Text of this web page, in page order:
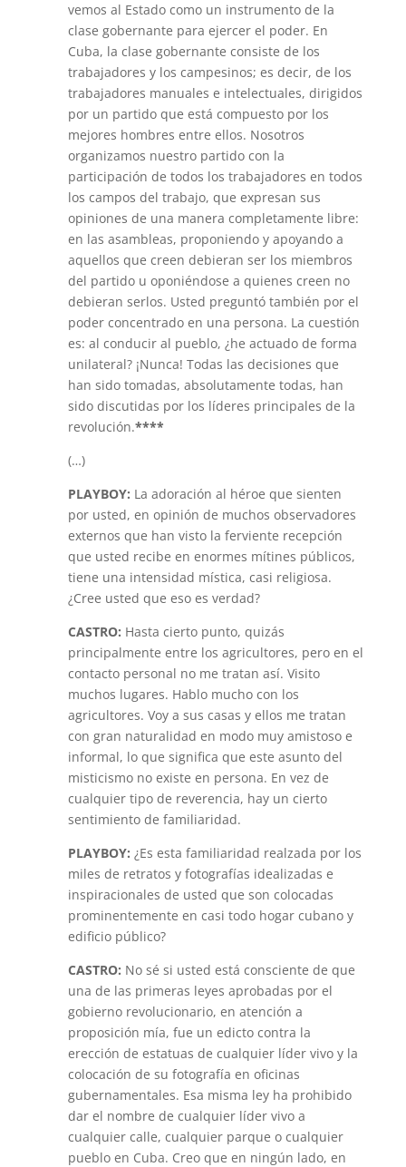
vemos al Estado como un instrumento de la
clase gobernante para ejercer el poder. En
Cuba, la clase gobernante consiste de los
trabajadores y los campesinos; es decir, de los
trabajadores manuales e intelectuales, dirigidos
por un partido que está compuesto por los
mejores hombres entre ellos. Nosotros
organizamos nuestro partido con la
participación de todos los trabajadores en todos
los campos del trabajo, que expresan sus
opiniones de una manera completamente libre:
en las asambleas, proponiendo y apoyando a
aquellos que creen debieran ser los miembros
del partido u oponiéndose a quienes creen no
debieran serlos. Usted preguntó también por el
poder concentrado en una persona. La cuestión
es: al conducir al pueblo, ¿he actuado de forma
unilateral? ¡Nunca! Todas las decisiones que
han sido tomadas, absolutamente todas, han
sido discutidas por los líderes principales de la
revolución.****
(…)
PLAYBOY: La adoración al héroe que sienten
por usted, en opinión de muchos observadores
externos que han visto la ferviente recepción
que usted recibe en enormes mítines públicos,
tiene una intensidad mística, casi religiosa.
¿Cree usted que eso es verdad?
CASTRO: Hasta cierto punto, quizás
principalmente entre los agricultores, pero en el
contacto personal no me tratan así. Visito
muchos lugares. Hablo mucho con los
agricultores. Voy a sus casas y ellos me tratan
con gran naturalidad en modo muy amistoso e
informal, lo que significa que este asunto del
misticismo no existe en persona. En vez de
cualquier tipo de reverencia, hay un cierto
sentimiento de familiaridad.
PLAYBOY: ¿Es esta familiaridad realzada por los
miles de retratos y fotografías idealizadas e
inspiracionales de usted que son colocadas
prominentemente en casi todo hogar cubano y
edificio público?
CASTRO: No sé si usted está consciente de que
una de las primeras leyes aprobadas por el
gobierno revolucionario, en atención a
proposición mía, fue un edicto contra la
erección de estatuas de cualquier líder vivo y la
colocación de su fotografía en oficinas
gubernamentales. Esa misma ley ha prohibido
dar el nombre de cualquier líder vivo a
cualquier calle, cualquier parque o cualquier
pueblo en Cuba. Creo que en ningún lado, en